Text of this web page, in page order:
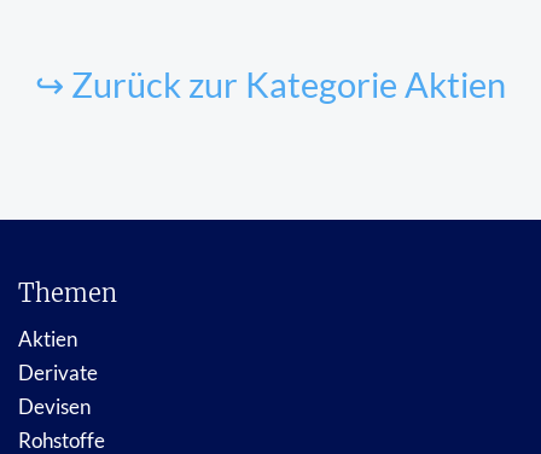
↪ Zurück zur Kategorie Aktien
Themen
Aktien
Derivate
Devisen
Rohstoffe